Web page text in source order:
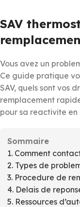
SAV
Vous avez un
Ce guide pratique
SAV, quels sont vos
remplacement
pour sa reactivite en
Sommaire
1. Comment
2. Types de
3. Procedure de
4. Delais de
5. Ressources